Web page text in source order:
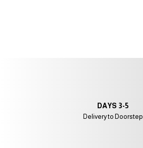
3-5 DAYS
Delivery to Doorstep